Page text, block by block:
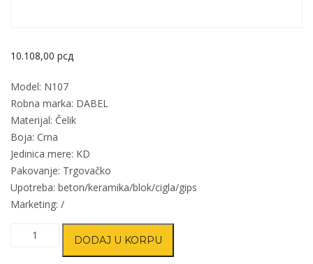
10.108,00 рсд
Model: N107
Robna marka: DABEL
Materijal: Čelik
Boja: Crna
Jedinica mere: KD
Pakovanje: Trgovačko
Upotreba: beton/keramika/blok/cigla/gips
Marketing: /
Nosač
DODAJ U KORPU